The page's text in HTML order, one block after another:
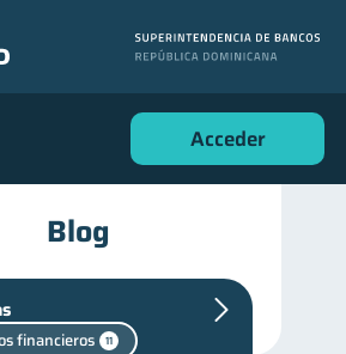
Acceder
Blog
financieros 11